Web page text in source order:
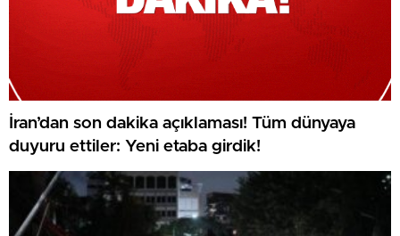
İran’dan son dakika açıklaması! Tüm dünyaya
duyuru ettiler: Yeni etaba girdik!